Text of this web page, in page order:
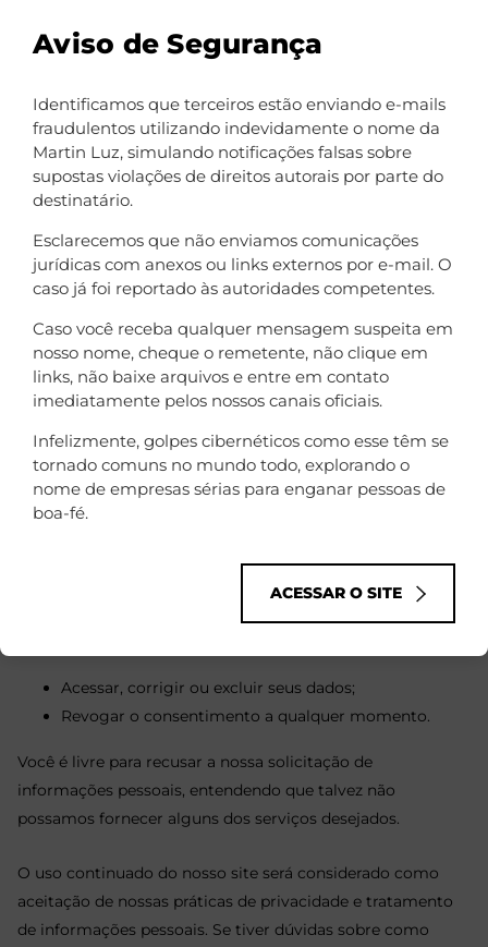
O usuário se compromete a fazer uso adequado dos
site, incluindo, de forma enunciativa mas não limitativa:
Não se envolver em atividades que sejam ilegais ou
contrárias à boa fé e à ordem pública;
racista, xenofóbica, relacionado a apostas como
166bet, jogos de azar, qualquer tipo de pornografia
ilegal, apologia ao terrorismo ou qualquer material
que viole os direitos humanos;
Não causar danos aos sistemas físicos (hardwares) e
lógicos (softwares) do site da Martin Luz, de seus
fornecedores ou terceiros, para introduzir ou
disseminar vírus informáticos ou quaisquer outros
sistemas de hardware ou software que sejam capazes
de causar danos anteriormente mencionados.
Acessar, corrigir ou excluir seus dados;
Revogar o consentimento a qualquer momento.
Você é livre para recusar a nossa solicitação de
informações pessoais, entendendo que talvez não
possamos fornecer alguns dos serviços desejados.
O uso continuado do nosso site será considerado como
aceitação de nossas práticas de privacidade e tratamento
de informações pessoais. Se tiver dúvidas sobre como
Aviso de Segurança
Identificamos que terceiros estão enviando e-mails
fraudulentos utilizando indevidamente o nome da
Martin Luz, simulando notificações falsas sobre
supostas violações de direitos autorais por parte do
destinatário.
Esclarecemos que não enviamos comunicações
jurídicas com anexos ou links externos por e-mail. O
caso já foi reportado às autoridades competentes.
Caso você receba qualquer mensagem suspeita em
nosso nome, cheque o remetente, não clique em
links, não baixe arquivos e entre em contato
imediatamente pelos nossos canais oficiais.
Infelizmente, golpes cibernéticos como esse têm se
tornado comuns no mundo todo, explorando o
nome de empresas sérias para enganar pessoas de
boa-fé.
ACESSAR O SITE